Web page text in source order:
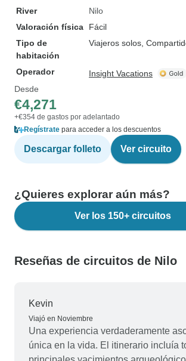
River
Nilo
Valoración física
Fácil
Tipo de
habitación
Viajeros solos,
Operador
Insight Vacations
Desde
€4,271
+€354 de gastos por adelantado
Regístrate para acceder a los descuentos
Descargar folleto Ver circuito
¿Quieres explorar aún más?
Ver los 150+ circuitos
Reseñas de circuitos de Nilo
Kevin
Viajó en Noviembre
Una experiencia verdaderamente
única en la vida. El itinerario incluía